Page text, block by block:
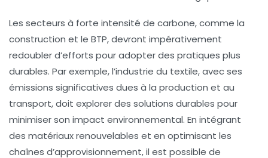
Les secteurs à forte intensité de carbone, comme la
construction et le BTP, devront impérativement
redoubler d’efforts pour adopter des pratiques plus
durables. Par exemple, l’industrie du textile, avec ses
émissions significatives dues à la production et au
transport, doit explorer des solutions durables pour
minimiser son impact environnemental. En intégrant
des matériaux renouvelables et en optimisant les
chaînes d’approvisionnement, il est possible de